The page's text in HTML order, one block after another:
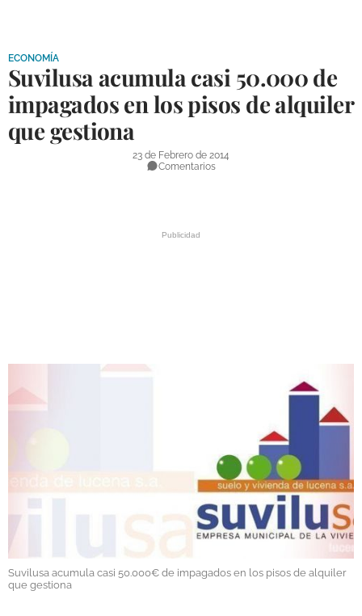
DEPORTES
COMPETICIONES
OBRAS
ECONOMÍA
Suvilusa acumula casi 50.000 de
impagados en los pisos de alquiler
que gestiona
23 de Febrero de 2014
Comentarios
Suvilusa acumula casi 50.000€ de impagados en los pisos de alquiler
que gestiona